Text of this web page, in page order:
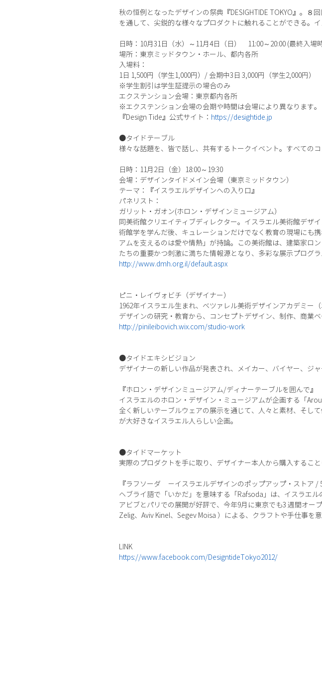
秋の恒例となったデザインの祭典『DESIGHTIDE TOKYO』。
を通して、尖鋭的な様々なプロダクトに触れることができる。
日時：10月31日（水）～11月4日（日） 11:00～20:00 (最終入場
場所：東京ミッドタウン・ホール、都内各所
入場料：
1日 1,500円（学生1,000円）/ 会期中3日 3,000円（学生2,000円）
※学生割引は学生証提示の場合のみ
エクステンション会場：東京都内各所
※エクステンション会場の会期や時間は会場により異なります。
『Design Tide』公式サイト： https://desightide.jp
●タイドテーブル
様々な話題を、皆で話し、共有するトークイベント。すべての
日時：11月2日（金）18:00～19:30
会場：デザインタイドメイン会場（東京ミッドタウン）
テーマ：『イスラエルデザインへの入り口』
パネリスト：
ガリット・ガオン(ホロン・デザインミュージアム）
同美術館クリエイティブディレクター。イスラエル美術館デザ
術館学を学んだ後、キュレーションだけでなく教育の現場にも
アムを支えるのは愛や情熱」が持論。この美術館は、建築家ロ
たちの重要かつ刺激に満ちた情報源となり、多彩な展示プログラ
http://www.dmh.org.il/default.aspx
ピニ・レイヴォビチ（デザイナー）
1962年イスラエル生まれ、ベツァレル美術デザインアカデミー
デザインの研究・教育から、コンセプトデザイン、制作、商業
http://pinileibovich.wix.com/studio-work
●タイドエキシビジョン
デザイナーの新しい作品が発表され、メイカー、バイヤー、ジ
『ホロン・デザインミュージアム/ディナーテーブルを囲んで』
イスラエルのホロン・デザイン・ミュージアムが企画する「
全く新しいテーブルウェアの展示を通じて、人々と素材、そし
が大好きなイスラエル人らしい企画。
●タイドマーケット
実際のプロダクトを手に取り、デザイナー本人から購入するこ
『ラフソーダ －イスラエルデザインのポップアップ・ストア /
ヘブライ語で「いかだ」を意味する「Rafsoda」は、イスラエ
アビブとパリでの展開が好評で、今年9月に東京でも3 週間オー
Zelig、Aviv Kinel、Segev Moisa ）による、クラフトや手仕事
LINK
https://www.facebook.com/DesigntideTokyo2012/